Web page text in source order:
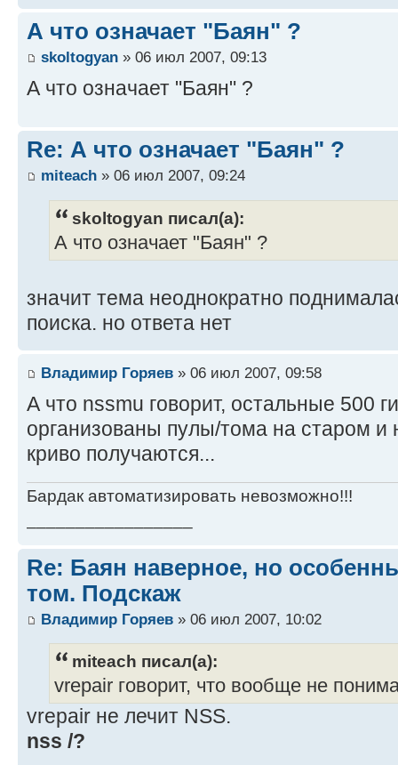
А что означает "Баян" ?
skoltogyan » 06 июл 2007, 09:13
А что означает "Баян" ?
Re: А что означает "Баян" ?
miteach » 06 июл 2007, 09:24
skoltogyan писал(а):
А что означает "Баян" ?
значит тема неоднократно
поиска. но ответа нет
Владимир Горяев » 06 июл 2007, 09:58
А что nssmu говорит, остальные 500
организованы пулы/тома на старом
криво получаются...
Бардак автоматизировать невозможно!!!
Re: Баян наверное, но
том. Подскаж
Владимир Горяев » 06 июл 2007, 10:02
miteach писал(а):
vrepair говорит, что вообще не
vrepair не лечит NSS.
nss /?